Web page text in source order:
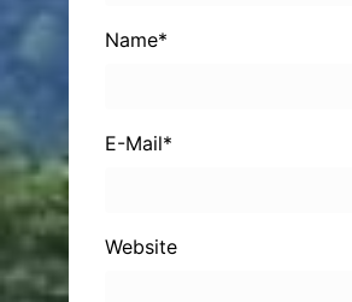
Name*
E-Mail*
Website